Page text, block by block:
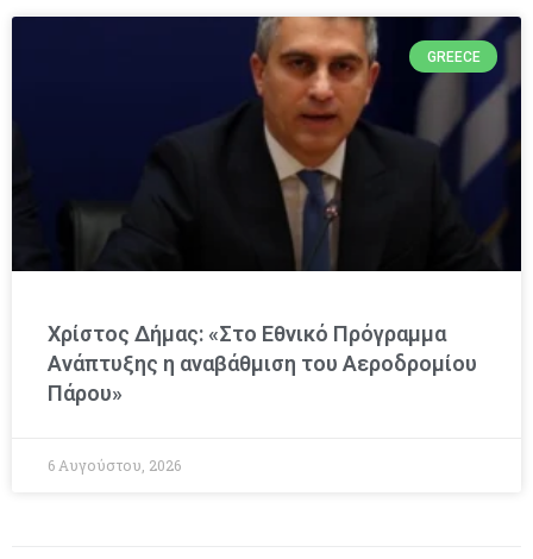
GREECE
Χρίστος Δήμας: «Στο Εθνικό Πρόγραμμα
Ανάπτυξης η αναβάθμιση του Αεροδρομίου
Πάρου»
6 Αυγούστου, 2026